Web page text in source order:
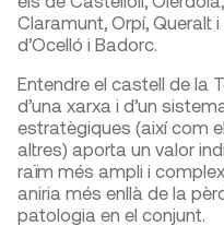
Claramunt, Orpí, Queralt
d’Ocelló i Badorc.
Entendre el castell de la
d’una xarxa i d’un
estratègiques (així com
altres) aporta un valor
raïm més ampli i
aniria més enllà de la
patologia en el conjunt.